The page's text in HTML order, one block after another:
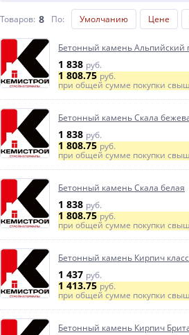
Товаров: 8 По: Умолчанию Цене
Бетонный камень Альпийский
1 838 руб.
1 808.75руб.
при общей сумме покупки
Бетонный камень Скала
1 838 руб.
1 808.75руб.
при общей сумме покупки
Бетонный камень Скала белая
1 838 руб.
1 808.75руб.
при общей сумме покупки
Бетонный камень Кирпич
1 437 руб.
1 413.75руб.
при общей сумме покупки
Бетонный камень Кирпич